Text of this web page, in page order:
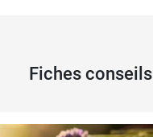
Fiches conseils